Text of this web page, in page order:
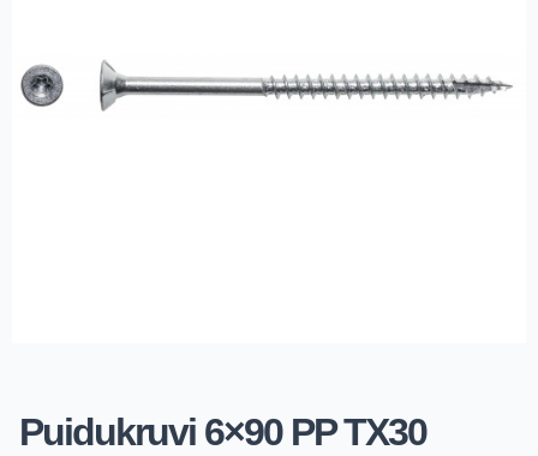
Puidukruvi 6×90 PP TX30